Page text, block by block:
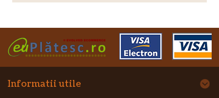
Informatii utile